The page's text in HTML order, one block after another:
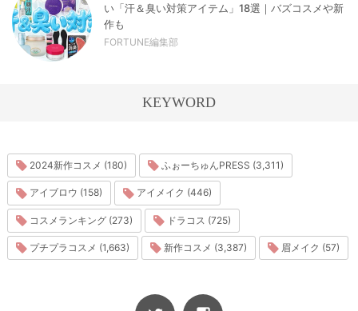
い「汗＆臭い対策アイテム」18選｜バズコスメや新
作も
FORTUNE編集部
KEYWORD
2024新作コスメ (180) ふぉーちゅんPRESS (3,311)
アイブロウ (158) アイメイク (446)
コスメランキング (273) ドラコス (725)
プチプラコスメ (1,663) 新作コスメ (3,387) 眉メイク (57)